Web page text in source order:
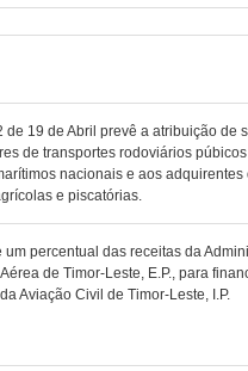
de 19 de Abril prevê a atribuição de
de transportes rodoviários
nacionais e aos adquirentes
e piscatórias.
percentual das receitas da
de Timor-Leste, E.P., para
Aviação Civil de Timor-Leste, I.P.